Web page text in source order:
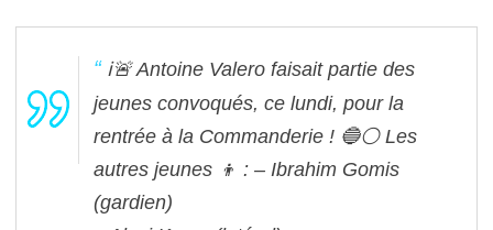
ℹ️🚨 Antoine Valero faisait partie des
jeunes convoqués, ce lundi, pour la
rentrée à la Commanderie ! 🔵⚪️ Les
autres jeunes 👦 : – Ibrahim Gomis
(gardien)